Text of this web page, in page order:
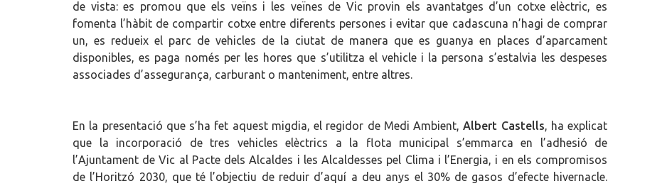
de vista: es promou que els veïns i les veïnes de Vic provin els avantatges d’un cotxe elèctric, es
fomenta l’hàbit de compartir cotxe entre diferents persones i evitar que cadascuna n’hagi de comprar
un, es redueix el parc de vehicles de la ciutat de manera que es guanya en places d’aparcament
disponibles, es paga només per les hores que s’utilitza el vehicle i la persona s’estalvia les despeses
associades d’assegurança, carburant o manteniment, entre altres.
En la presentació que s’ha fet aquest migdia, el regidor de Medi Ambient,Albert Castells, ha explicat
que la incorporació de tres vehicles elèctrics a la flota municipal s’emmarca en l’adhesió de
l’Ajuntament de Vic al Pacte dels Alcaldes i les Alcaldesses pel Clima i l’Energia, i en els compromisos
de l’Horitzó 2030, que té l’objectiu de reduir d’aquí a deu anys el 30% de gasos d’efecte hivernacle.